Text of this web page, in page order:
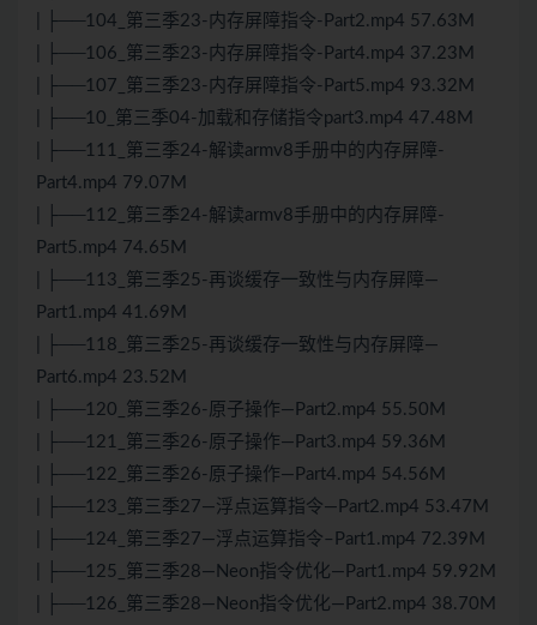
| ├──104_第三季23-内存屏障指令-Part2.mp4 57.63M
| ├──106_第三季23-内存屏障指令-Part4.mp4 37.23M
| ├──107_第三季23-内存屏障指令-Part5.mp4 93.32M
| ├──10_第三季04-加载和存储指令part3.mp4 47.48M
| ├──111_第三季24-解读armv8手册中的内存屏障-
Part4.mp4 79.07M
| ├──112_第三季24-解读armv8手册中的内存屏障-
Part5.mp4 74.65M
| ├──113_第三季25-再谈缓存一致性与内存屏障—
Part1.mp4 41.69M
| ├──118_第三季25-再谈缓存一致性与内存屏障—
Part6.mp4 23.52M
| ├──120_第三季26-原子操作—Part2.mp4 55.50M
| ├──121_第三季26-原子操作—Part3.mp4 59.36M
| ├──122_第三季26-原子操作—Part4.mp4 54.56M
| ├──123_第三季27—浮点运算指令—Part2.mp4 53.47M
| ├──124_第三季27—浮点运算指令–Part1.mp4 72.39M
| ├──125_第三季28—Neon指令优化—Part1.mp4 59.92M
| ├──126_第三季28—Neon指令优化—Part2.mp4 38.70M